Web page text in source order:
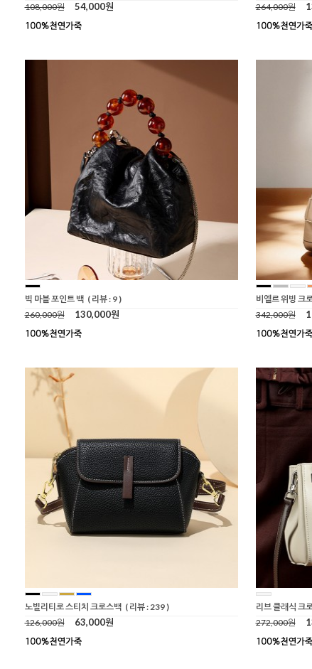
108,000원
54,000원
264,000원
빅 마블 포인트 백 ( 리뷰 : 9 )
260,000원
130,000원
비엘르 위빙 크
342,000원
노빌리티로 스티치 크로스백 ( 리뷰 : 239 )
126,000원
63,000원
리브 클래식 크
272,000원